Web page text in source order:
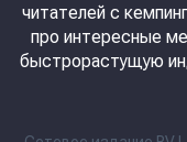
читателей с
про интересные
быстрорастущую